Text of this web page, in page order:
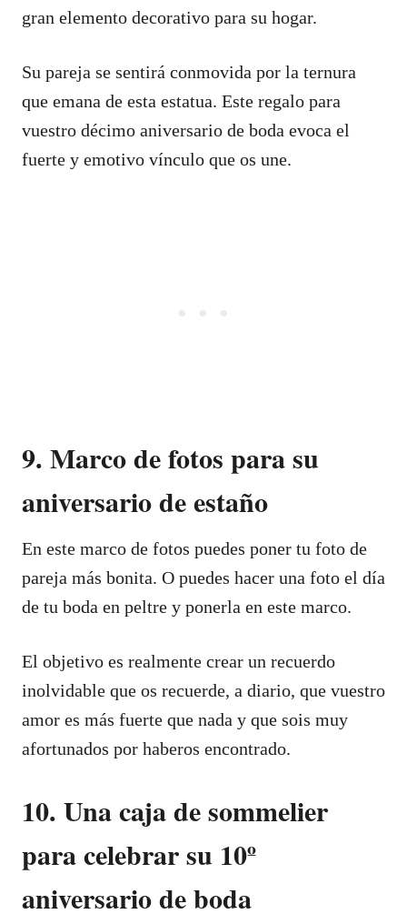
gran elemento decorativo para su hogar.
Su pareja se sentirá conmovida por la ternura
que emana de esta estatua. Este regalo para
vuestro décimo aniversario de boda evoca el
fuerte y emotivo vínculo que os une.
9. Marco de fotos para su
aniversario de estaño
En este marco de fotos puedes poner tu foto de
pareja más bonita. O puedes hacer una foto el día
de tu boda en peltre y ponerla en este marco.
El objetivo es realmente crear un recuerdo
inolvidable que os recuerde, a diario, que vuestro
amor es más fuerte que nada y que sois muy
afortunados por haberos encontrado.
10. Una caja de sommelier
para celebrar su 10º
aniversario de boda